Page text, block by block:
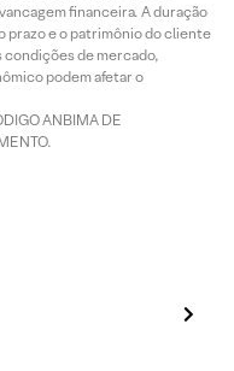
financeira. A duração
prazo e o patrimônio do cliente
de mercado,
podem afetar o
ANBIMA DE